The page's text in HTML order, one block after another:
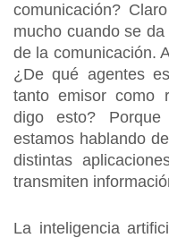
comunicación?
mucho cuando se
de la comunicación.
¿De qué agentes
tanto emisor como
digo esto?
estamos hablando
distintas
transmiten
La inteligencia